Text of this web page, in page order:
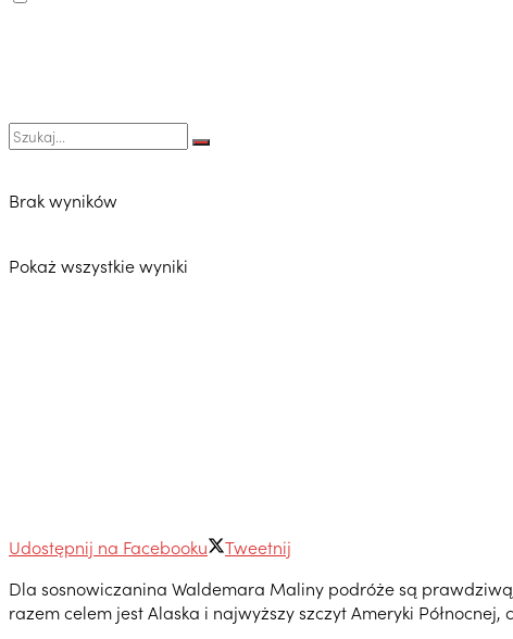
Brak wyników
Pokaż wszystkie wyniki
Udostępnij na Facebooku
Tweetnij
Dla sosnowiczanina Waldemara Maliny podróże są
razem celem jest Alaska i najwyższy szczyt Ameryki